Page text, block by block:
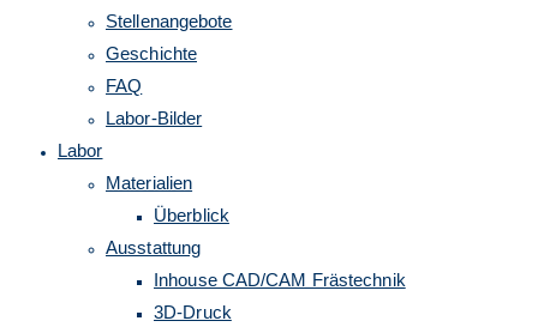
umschalten
Stellenangebote
Geschichte
FAQ
Labor-Bilder
Labor
Materialien
Überblick
Ausstattung
Inhouse CAD/CAM Frästechnik
3D-Druck